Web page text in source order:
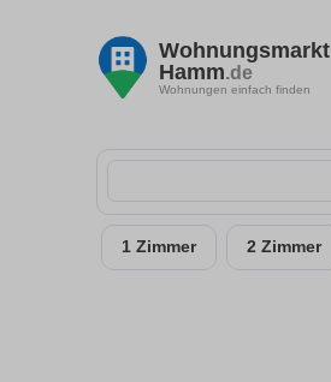
Wohnungsmarkt
Hamm.de
Wohnungen einfach finden
1 Zimmer 2 Zimmer